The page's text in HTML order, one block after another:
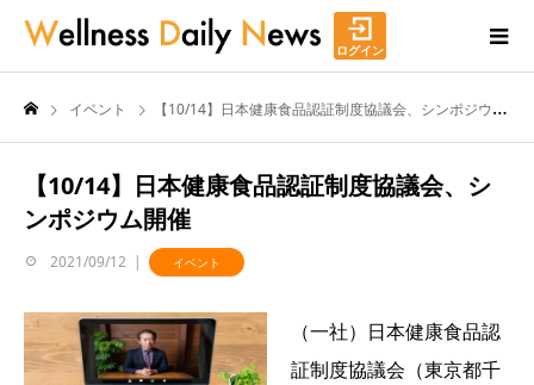
ログイン
イベント 【10/14】日本健康食品認証制度協議会、シンポジウム開催
【10/14】日本健康食品認証制度協議会、シ
ンポジウム開催
2021/09/12 イベント
（一社）日本健康食品認
証制度協議会（東京都千